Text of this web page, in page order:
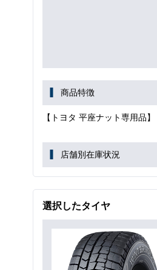
商品特徴
【トヨタ 平座ナット専用品】
店舗別在庫状況
選択したタイヤ